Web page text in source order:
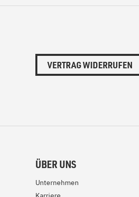
VERTRAG WIDERRUFEN
ÜBER UNS
Unternehmen